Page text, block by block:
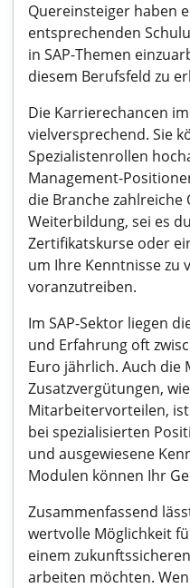
Quereinsteiger haben
entsprechenden
in SAP-Themen
diesem Berufsfeld zu
Die Karrierechancen
vielversprechend. Sie
Spezialistenrollen
Management-
die Branche zahlreiche
Weiterbildung, sei es
Zertifikatskurse oder
um Ihre Kenntnisse zu
voranzutreiben.
Im SAP-Sektor liegen
und Erfahrung oft
Euro jährlich. Auch die
Zusatzvergütungen,
Mitarbeitervorteilen,
bei spezialisierten
und ausgewiesene
Modulen können Ihr
Zusammenfassend
wertvolle Möglichkeit
einem
arbeiten möchten.